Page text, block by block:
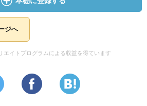
ジへ
エイトプログラムによる収益を得ています